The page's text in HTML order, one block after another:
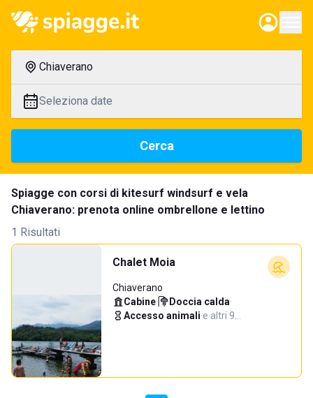
Chiaverano
Seleziona date
Cerca
Spiagge con corsi di kitesurf windsurf e vela
Chiaverano: prenota online ombrellone e lettino
1 Risultati
Chalet Moia
Chiaverano
Cabine· Doccia calda·
Accesso animali·e altri 9…